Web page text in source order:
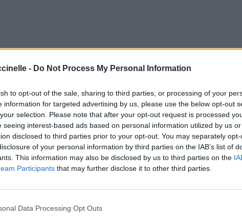
- Do Not Process My Personal Information
to opt-out of the sale, sharing to third parties, or processing of your
information for targeted advertising by us, please use the below opt-out
selection. Please note that after your opt-out request is processed
seeing interest-based ads based on personal information utilized by us
disclosed to third parties prior to your opt-out. You may separately
of your personal information by third parties on the IAB’s list of
This information may also be disclosed by us to third parties on the
Participants that may further disclose it to other third parties.
Data Processing Opt Outs